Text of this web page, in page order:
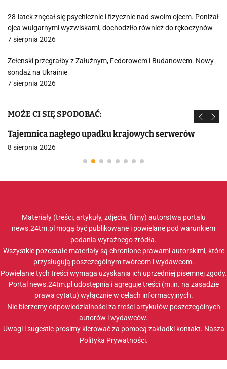
28-latek znęcał się psychicznie i fizycznie nad swoim ojcem. Poniżał
ojca wulgarnymi wyzwiskami, dochodziło również do rękoczynów
7 sierpnia 2026
Zełenski przegrałby z Załużnym, Fedorowem i Budanowem. Nowy
sondaż na Ukrainie
7 sierpnia 2026
MOŻE CI SIĘ SPODOBAĆ:
Tajemnica nagłego upadku krajowych serwerów
8 sierpnia 2026
Materiały (treści, artykuły, zdjęcia, filmy) autorstwa portalu
news.24tm.pl mogą być publikowane i powielane pod warunkiem
podania wyraźnego źródła.
Wszystkie pozostałe materiały są chronione prawami autorskimi, które
przysługują poszczególnym twórcom i wydawcom.
Powielanie tych treści wymaga uzyskania ich uprzedniej pisemnej zgody.
Portal news.24tm.pl udostępnia i agreguje treści (m.in. na zasadzie
prawa cytatu) wyłącznie w celach informacyjnych.
Nie bierzemy odpowiedzialności za treści artykułów poszczególnych
autorów i wydawców.
Uwagi i sugestie prosimy kierować za pomocą zakładki kontakt. Nasza
Polityka Prywatności.